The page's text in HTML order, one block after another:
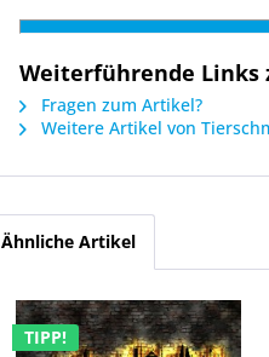
Weiterführende Links
Fragen zum Artikel?
Weitere Artikel von
Ähnliche Artikel
TIPP!